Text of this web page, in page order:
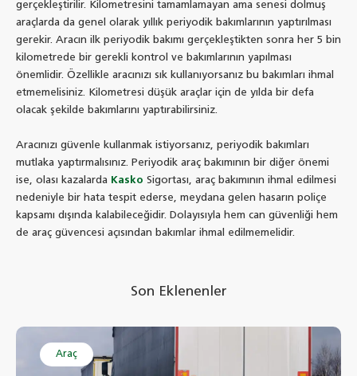
gerçekleştirilir. Kilometresini tamamlamayan ama senesi dolmuş
araçlarda da genel olarak yıllık periyodik bakımlarının yaptırılması
gerekir. Aracın ilk periyodik bakımı gerçekleştikten sonra her 5 bin
kilometrede bir gerekli kontrol ve bakımlarının yapılması
önemlidir. Özellikle aracınızı sık kullanıyorsanız bu bakımları ihmal
etmemelisiniz. Kilometresi düşük araçlar için de yılda bir defa
olacak şekilde bakımlarını yaptırabilirsiniz.
Aracınızı güvenle kullanmak istiyorsanız, periyodik bakımları
mutlaka yaptırmalısınız. Periyodik araç bakımının bir diğer önemi
ise, olası kazalarda Kasko Sigortası, araç bakımının ihmal edilmesi
nedeniyle bir hata tespit ederse, meydana gelen hasarın poliçe
kapsamı dışında kalabileceğidir. Dolayısıyla hem can güvenliği hem
de araç güvencesi açısından bakımlar ihmal edilmemelidir.
Son Eklenenler
Araç